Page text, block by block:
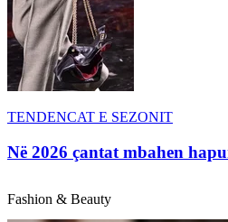
TENDENCAT E SEZONIT
Në 2026 çantat mbahen
Fashion & Beauty